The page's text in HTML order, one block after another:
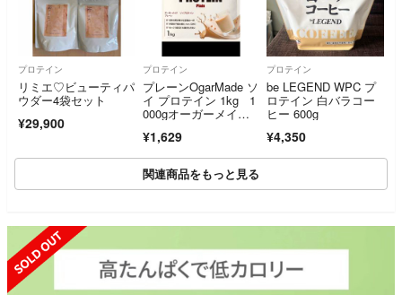
プロテイン
リミエ♡ビューティパ
ウダー4袋セット
¥29,900
プロテイン
プレーンOgarMade ソ
イ プロテイン 1kg 1
000gオーガーメイ
¥1,629
プロテイン
be LEGEND WPC プ
ロテイン 白バラコー
ヒー 600g
¥4,350
関連商品をもっと見る